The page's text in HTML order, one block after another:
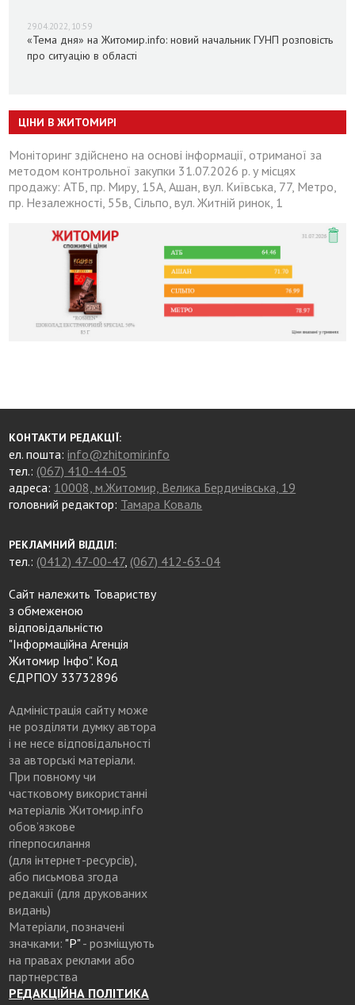
29.04.2022, 10:59
«Тема дня» на Житомир.info: новий начальник ГУНП розповість
про ситуацію в області
ЦІНИ В ЖИТОМИРІ
Моніторинг здійснено на основі інформації, отриманої за
методом контрольної закупки 31.07.2026 р. у місцях
продажу: АТБ, пр. Миру, 15А, Ашан, вул. Київська, 77, Метро,
пр. Незалежності, 55в, Сільпо, вул. Житній ринок, 1
КОНТАКТИ РЕДАКЦІЇ:
ел. пошта:info@zhitomir.info
тел.: (067) 410-44-05
адреса: 10008, м.Житомир, Велика Бердичівська, 19
головний редактор: Тамара Коваль
РЕКЛАМНИЙ ВІДДІЛ:
тел.: (0412) 47-00-47, (067) 412-63-04
Сайт належить Товариству
з обмеженою
відповідальністю
"Інформаційна Агенція
Житомир Інфо". Код
ЄДРПОУ 33732896
Адміністрація сайту може
не розділяти думку автора
і не несе відповідальності
за авторські матеріали.
При повному чи
частковому використанні
матеріалів Житомир.info
обов’язкове
гіперпосилання
(для інтернет-ресурсів),
або письмова згода
редакції (для друкованих
видань)
Матеріали, позначені
значками: "Р"- розміщують
на правах реклами або
партнерства
РЕДАКЦІЙНА ПОЛІТИКА